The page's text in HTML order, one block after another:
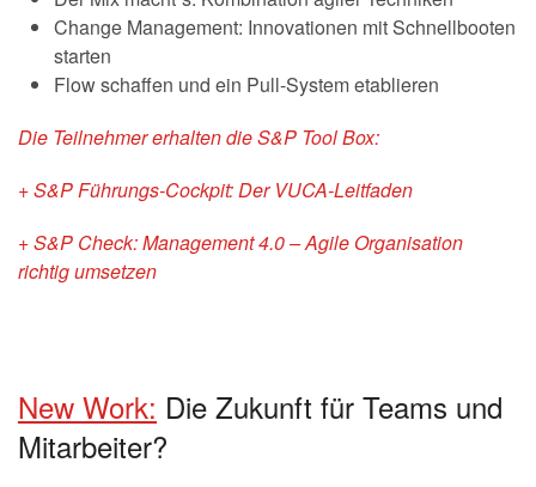
Change Management: Innovationen mit Schnellbooten
starten
Flow schaffen und ein Pull-System etablieren
Die Teilnehmer erhalten die S&P Tool Box:
+ S&P Führungs-Cockpit: Der VUCA-Leitfaden
+ S&P Check: Management 4.0 – Agile Organisation
richtig umsetzen
New Work: Die Zukunft für Teams und
Mitarbeiter?